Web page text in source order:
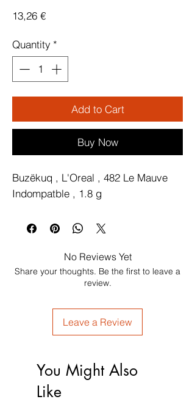
13,26 €Price
Quantity *
Add to Cart
Buy Now
Buzëkuq , L'Oreal , 482 Le Mauve
Indompatble , 1.8 g
No Reviews Yet
Share your thoughts. Be the first to leave a
review.
Leave a Review
You Might Also
Like